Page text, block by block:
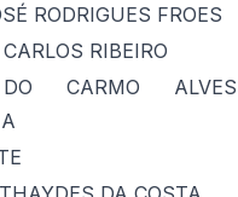
RODRIGUES FROES
RIBEIRO
CARMO ALVES